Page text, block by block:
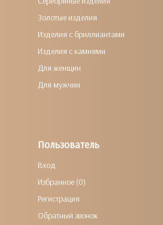
Золотые изделия
Изделия с бриллиантами
Изделия с камнями
Для женщин
Для мужчин
Пользователь
Вход
Избранное (0)
Регистрация
Обратный звонок